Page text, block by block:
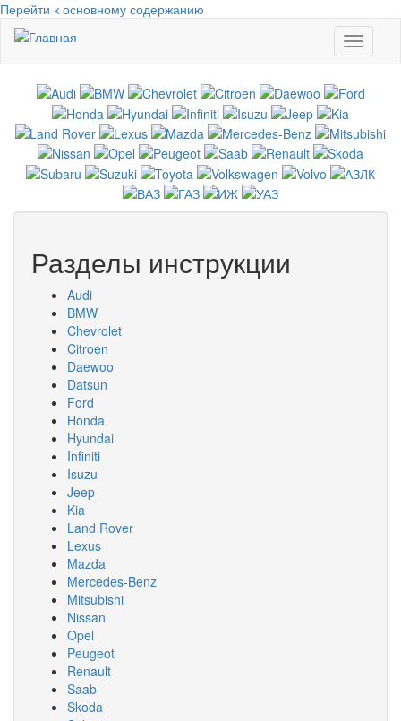
Перейти к основному содержанию
Toggle
Разделы инструкции
Audi
BMW
Chevrolet
Citroen
Daewoo
Datsun
Ford
Honda
Hyundai
Infiniti
Isuzu
Jeep
Kia
Land Rover
Lexus
Mazda
Mercedes-Benz
Mitsubishi
Nissan
Opel
Peugeot
Renault
Saab
Skoda